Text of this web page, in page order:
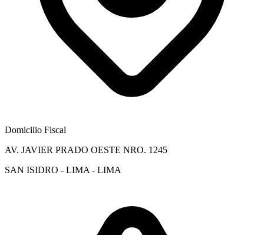
Domicilio Fiscal
AV. JAVIER PRADO OESTE NRO. 1245
SAN ISIDRO - LIMA - LIMA